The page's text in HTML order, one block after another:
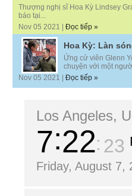
Thượng nghị sĩ Hoa Kỳ Lindsey
báo tại...
Nov 05 2021 | Đọc tiếp »
Hoa Kỳ: Làn
Ứng cử viên Glenn
chuyện với một
Nov 05 2021 | Đọc tiếp »
Los Angeles,
7 22 25
Friday, August 7,